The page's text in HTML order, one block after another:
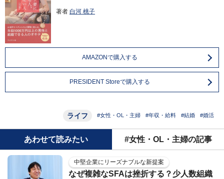
著者 白河 桃子
AMAZONで購入する
PRESIDENT Storeで購入する
ライフ #女性・OL・主婦 #年収・給料 #結婚 #婚活
あわせて読みたい #女性・OL・主婦の記事
中堅企業にリーズナブルな新提案
なぜ複雑なSFAは挫折する？少人数組織